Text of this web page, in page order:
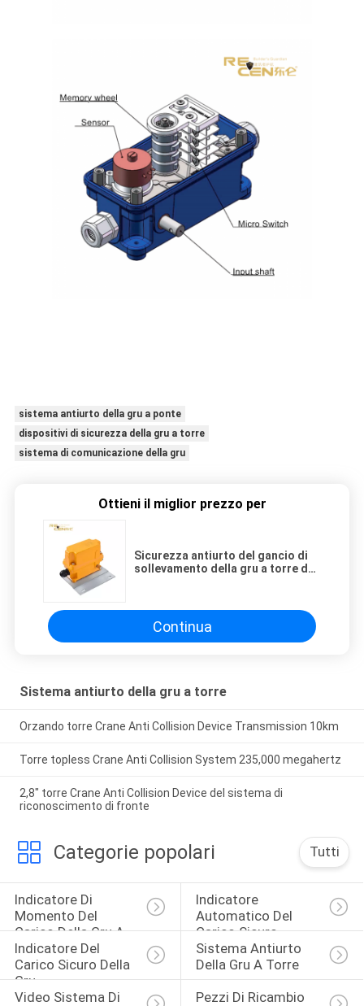
sistema antiurto della gru a ponte
dispositivi di sicurezza della gru a torre
sistema di comunicazione della gru
Ottieni il miglior prezzo per
Sicurezza antiurto del gancio di
sollevamento della gru a torre del
Continua
Sistema antiurto della gru a torre
Orzando torre Crane Anti Collision Device Transmission 10km
Torre topless Crane Anti Collision System 235,000 megahertz
2,8" torre Crane Anti Collision Device del sistema di
riconoscimento di fronte
Categorie popolari Tutti
Indicatore Di
Momento Del
Carico Della Gru A
Torre
Indicatore
Automatico Del
Carico Sicuro
Indicatore Del
Carico Sicuro Della
Gru
Sistema Antiurto
Della Gru A Torre
Video Sistema Di
Pezzi Di Ricambio